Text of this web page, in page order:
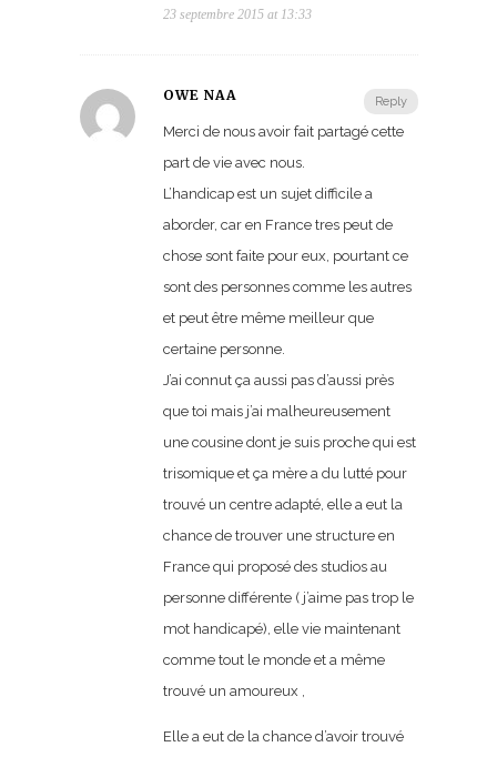
23 septembre 2015 at 13:33
Reply
OWE NAA
Merci de nous avoir fait partagé cette
part de vie avec nous.
L’handicap est un sujet difficile a
aborder, car en France tres peut de
chose sont faite pour eux, pourtant ce
sont des personnes comme les autres
et peut être même meilleur que
certaine personne.
J’ai connut ça aussi pas d’aussi près
que toi mais j’ai malheureusement
une cousine dont je suis proche qui est
trisomique et ça mère a du lutté pour
trouvé un centre adapté, elle a eut la
chance de trouver une structure en
France qui proposé des studios au
personne différente ( j’aime pas trop le
mot handicapé), elle vie maintenant
comme tout le monde et a même
trouvé un amoureux ,
Elle a eut de la chance d’avoir trouvé